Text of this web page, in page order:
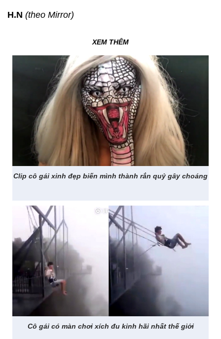
H.N (theo Mirror)
XEM THÊM
Clip cô gái xinh đẹp biến mình thành rắn quỷ gây choáng
Cô gái có màn chơi xích đu kinh hãi nhất thế giới